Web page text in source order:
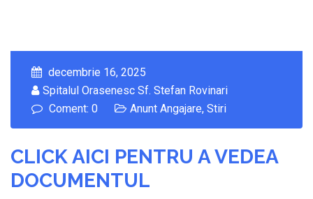
decembrie 16, 2025
Spitalul Orasenesc Sf. Stefan Rovinari
Coment: 0
Anunt Angajare, Stiri
CLICK AICI PENTRU A VEDEA
DOCUMENTUL